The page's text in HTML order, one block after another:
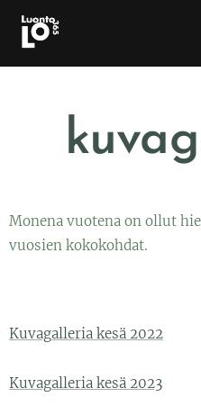
Monena vuotena on ollut
vuosien kokokohdat.
Kuvagalleria kesä 2022
Kuvagalleria kesä 2023